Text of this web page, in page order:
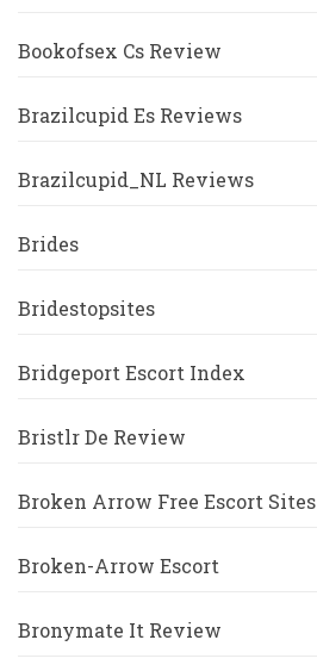
Bookofsex Cs Review
Brazilcupid Es Reviews
Brazilcupid_NL Reviews
Brides
Bridestopsites
Bridgeport Escort Index
Bristlr De Review
Broken Arrow Free Escort Sites
Broken-Arrow Escort
Bronymate It Review